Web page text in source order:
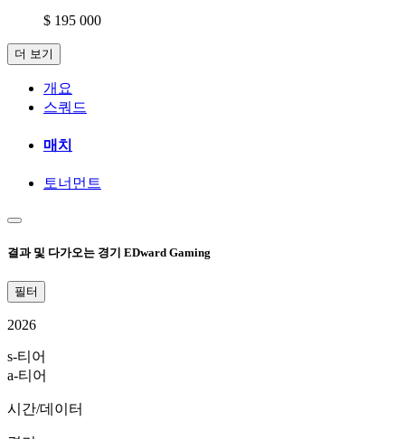
$ 195 000
더 보기
개요
스쿼드
매치
토너먼트
결과 및 다가오는 경기 EDward Gaming
필터
2026
s-티어
a-티어
시간/데이터